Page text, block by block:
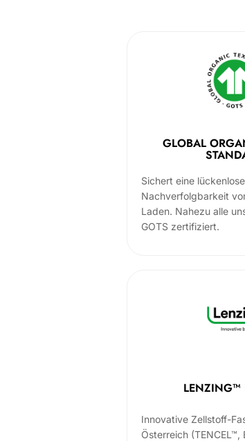
GLOBAL
Sichert eine lückenlose
Nachverfolgbarkeit
Laden. Nahezu alle
GOTS zertifiziert.
LENZING™
Innovative Zellstoff-
Österreich (TENCEL™,